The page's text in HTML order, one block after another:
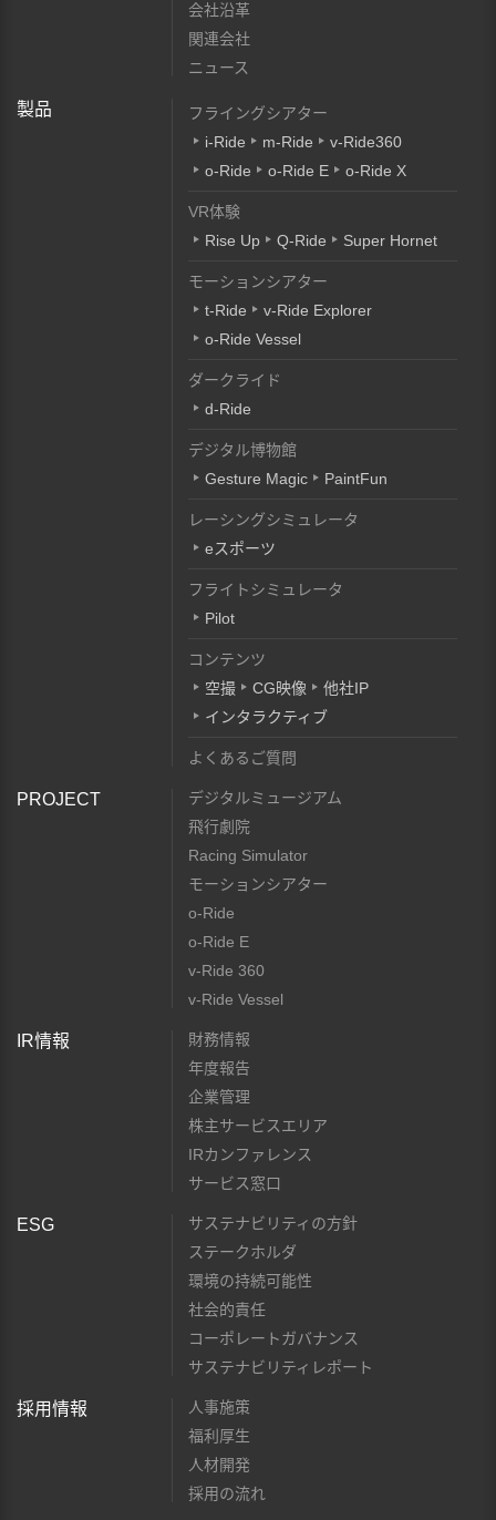
会社沿革
関連会社
ニュース
製品
フライングシアター
i-Ride
m-Ride
v-Ride360
o-Ride
o-Ride E o-Ride X
VR体験
Rise Up
Q-Ride Super Hornet
モーションシアター
t-Ride
v-Ride Explorer
o-Ride Vessel
ダークライド
d-Ride
デジタル博物館
Gesture Magic
PaintFun
レーシングシミュレータ
eスポーツ
フライトシミュレータ
Pilot
コンテンツ
空撮
CG映像
他社IP
インタラクティブ
よくあるご質問
PROJECT
デジタルミュージアム
飛行劇院
Racing Simulator
モーションシアター
o-Ride
o-Ride E
v-Ride 360
v-Ride Vessel
IR情報
財務情報
年度報告
企業管理
株主サービスエリア
IRカンファレンス
サービス窓口
ESG
サステナビリティの方針
ステークホルダ
環境の持続可能性
社会的責任
コーポレートガバナンス
サステナビリティレポート
採用情報
人事施策
福利厚生
人材開発
採用の流れ